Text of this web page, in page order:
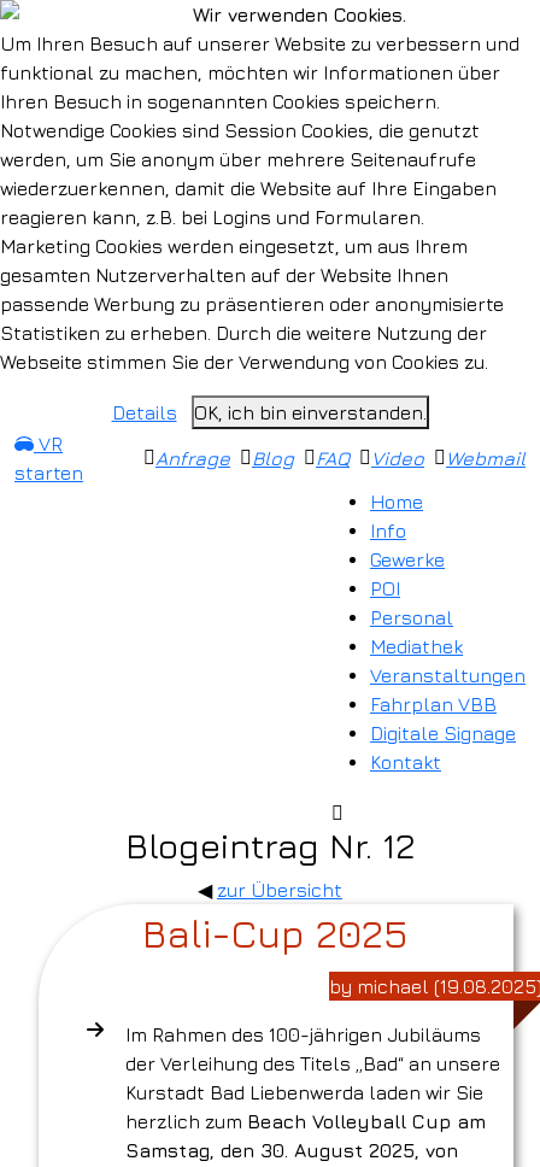
Wir verwenden Cookies.
Um Ihren Besuch auf unserer Website zu verbessern und
funktional zu machen, möchten wir Informationen über
Ihren Besuch in sogenannten Cookies speichern.
Notwendige Cookies sind Session Cookies, die genutzt
werden, um Sie anonym über mehrere Seitenaufrufe
wiederzuerkennen, damit die Website auf Ihre Eingaben
reagieren kann, z.B. bei Logins und Formularen.
Marketing Cookies werden eingesetzt, um aus Ihrem
gesamten Nutzerverhalten auf der Website Ihnen
passende Werbung zu präsentieren oder anonymisierte
Statistiken zu erheben. Durch die weitere Nutzung der
Webseite stimmen Sie der Verwendung von Cookies zu.
Details
OK, ich bin einverstanden.
VR
starten
Anfrage Blog FAQ Video
Webmail
Home
Info
Gewerke
POI
Personal
Mediathek
Veranstaltungen
Fahrplan VBB
Digitale Signage
Kontakt
Blogeintrag Nr. 12
◀zur Übersicht
Bali-Cup 2025
by michael
Im Rahmen des 100-jährigen Jubiläums
der Verleihung des Titels „Bad“ an unsere
Kurstadt Bad Liebenwerda laden wir Sie
herzlich zum Beach Volleyball Cup am
Samstag, den 30. August 2025, von